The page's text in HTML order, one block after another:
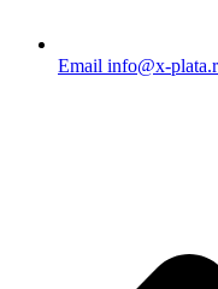
Email info@x-